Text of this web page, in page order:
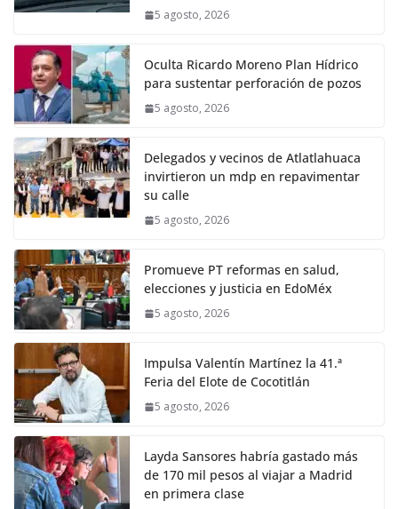
5 agosto, 2026
Oculta Ricardo Moreno Plan Hídrico
para sustentar perforación de pozos
5 agosto, 2026
Delegados y vecinos de Atlatlahuaca
invirtieron un mdp en repavimentar
su calle
5 agosto, 2026
Promueve PT reformas en salud,
elecciones y justicia en EdoMéx
5 agosto, 2026
Impulsa Valentín Martínez la 41.ª
Feria del Elote de Cocotitlán
5 agosto, 2026
Layda Sansores habría gastado más
de 170 mil pesos al viajar a Madrid
en primera clase